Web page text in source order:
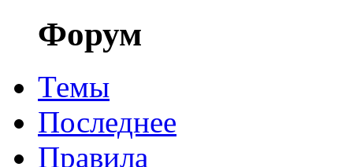
Форум
Темы
Последнее
Правила